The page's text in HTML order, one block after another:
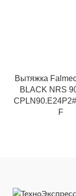
Вытяжка
BLACK NRS
F